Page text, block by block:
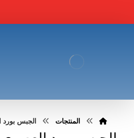
المنتجات الجبس